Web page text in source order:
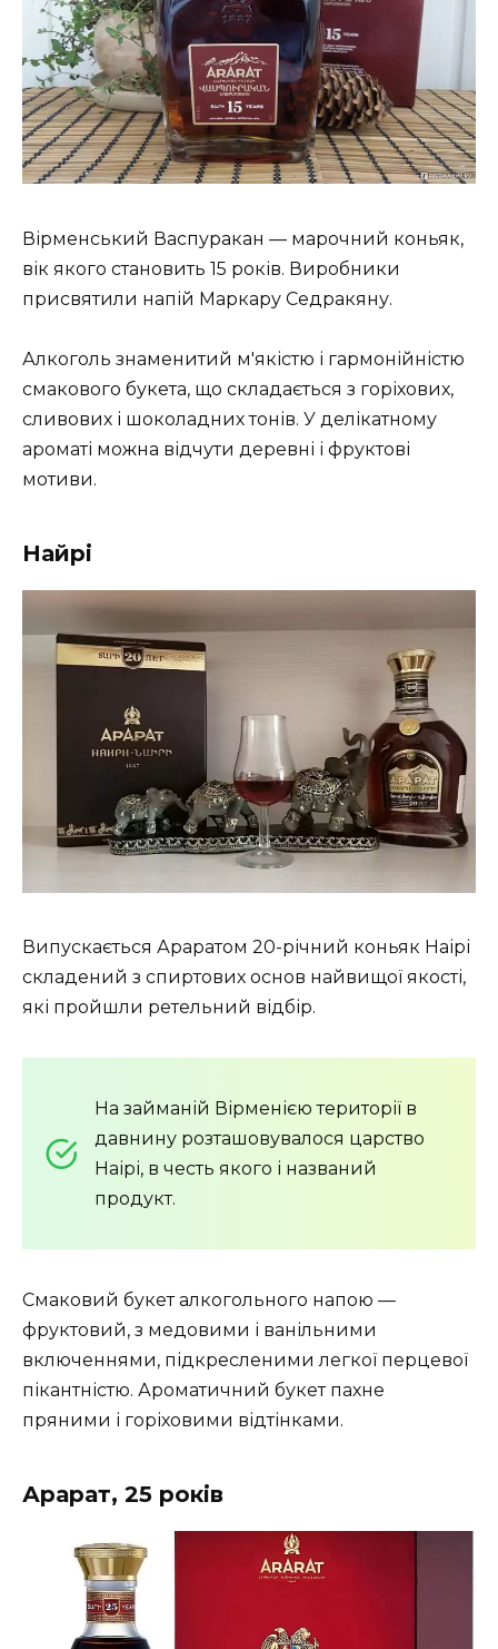
Вірменський Васпуракан — марочний коньяк,
вік якого становить 15 років. Виробники
присвятили напій Маркару Седракяну.
Алкоголь знаменитий м'якістю і гармонійністю
смакового букета, що складається з горіхових,
сливових і шоколадних тонів. У делікатному
ароматі можна відчути деревні і фруктові
мотиви.
Найрі
Випускається Араратом 20-річний коньяк Наірі
складений з спиртових основ найвищої якості,
які пройшли ретельний відбір.
На займаній Вірменією території в
давнину розташовувалося царство
Наірі, в честь якого і названий
продукт.
Смаковий букет алкогольного напою —
фруктовий, з медовими і ванільними
включеннями, підкресленими легкої перцевої
пікантністю. Ароматичний букет пахне
пряними і горіховими відтінками.
Арарат, 25 років